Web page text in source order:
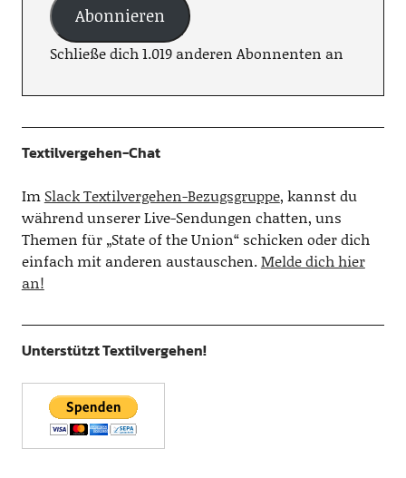
Abonnieren
Schließe dich 1.019 anderen Abonnenten an
Textilvergehen-Chat
Im Slack Textilvergehen-Bezugsgruppe, kannst du
während unserer Live-Sendungen chatten, uns
Themen für „State of the Union“ schicken oder dich
einfach mit anderen austauschen.Melde dich hier
an!
Unterstützt Textilvergehen!